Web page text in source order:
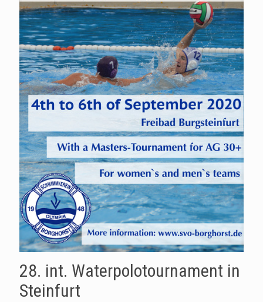
28. int. Waterpolotournament in
Steinfurt